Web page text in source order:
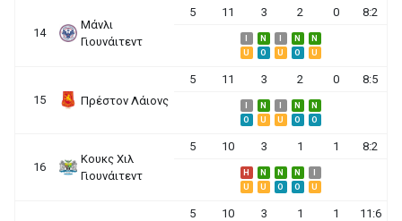
14
Μάνλι
Γιουνάιτεντ
5 11 3 2 0 8:2
N N
N
U
O U O U
15 Πρέστον Λάιονς
5 11 3 2 0 8:5
N N
N
O
U U O O
16
Κουκς Χιλ
Γιουνάιτεντ
5 10 3 1 1 8:2
H N N N
U
U O O U
5 10 3 1 1 11:6